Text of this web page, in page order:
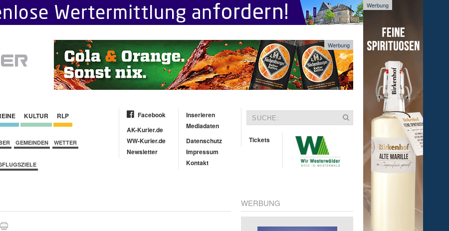
Werbung
Werbung
KULTUR RLP
GEMEINDEN WETTER
Facebook
AK-Kurier.de
WW-Kurier.de
Newsletter
Inserieren
Mediadaten
Datenschutz
Impressum
Kontakt
Tickets
WERBUNG